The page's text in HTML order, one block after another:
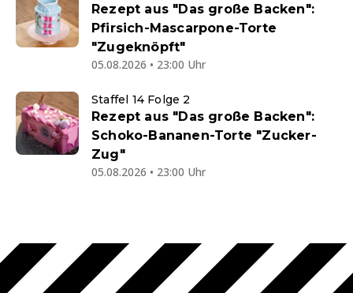
Rezept aus "Das große Backen":
Pfirsich-Mascarpone-Torte
"Zugeknöpft"
05.08.2026 • 23:00 Uhr
Staffel 14 Folge 2
Rezept aus "Das große Backen":
Schoko-Bananen-Torte "Zucker-
Zug"
05.08.2026 • 23:00 Uhr